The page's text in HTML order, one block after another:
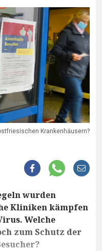
Krankenhäusern?
wurden
Kliniken kämpfen
Welche
zum Schutz der